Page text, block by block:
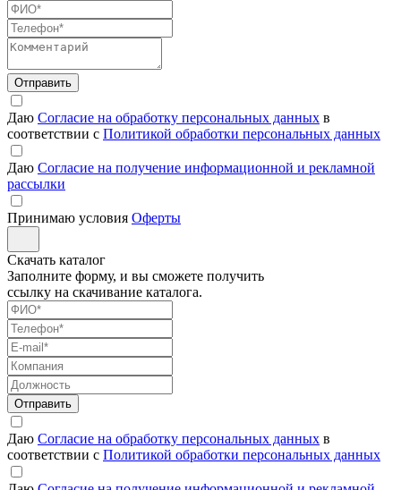
Отправить
Даю Согласие на обработку персональных данных в
соответствии с Политикой обработки персональных данных
Даю Согласие на получение информационной и рекламной
рассылки
Принимаю условия Оферты
Скачать каталог
Заполните форму, и вы сможете получить
ссылку на скачивание каталога.
Отправить
Даю Согласие на обработку персональных данных в
соответствии с Политикой обработки персональных данных